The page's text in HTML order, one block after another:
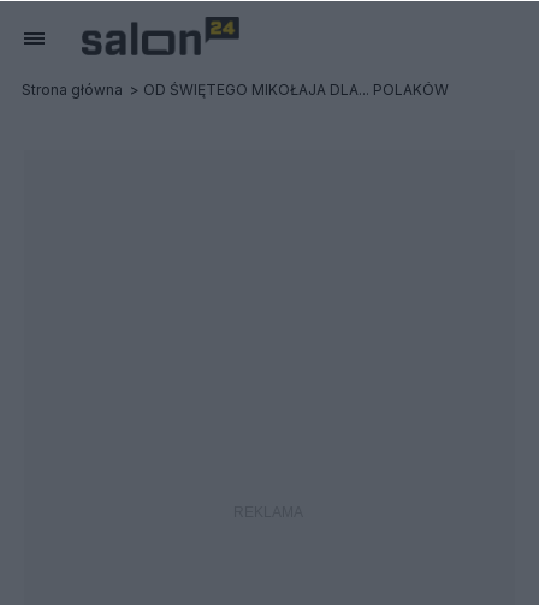
Strona główna OD ŚWIĘTEGO MIKOŁAJA DLA... POLAKÓW